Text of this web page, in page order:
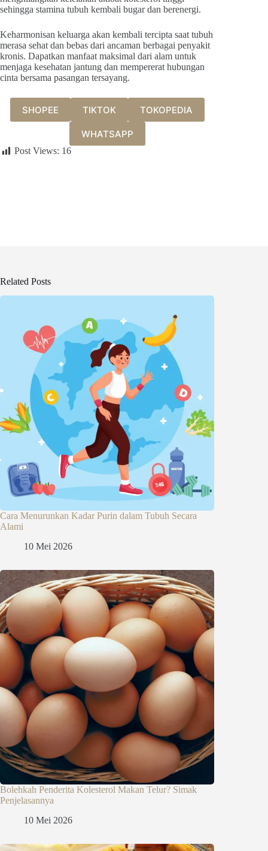
sehingga stamina tubuh kembali bugar dan berenergi.
Keharmonisan keluarga akan kembali tercipta saat tubuh
merasa sehat dan bebas dari ancaman berbagai penyakit
kronis. Dapatkan manfaat maksimal dari alam untuk
menjaga kesehatan jantung dan mempererat hubungan
cinta bersama pasangan tersayang.
SHOPEE TIKTOK TOKOPEDIA
WHATSAPP
Post Views: 16
Related Posts
Cara Menurunkan Kadar Purin dalam Tubuh Secara
Alami
10 Mei 2026
Bolehkah Penderita Kolesterol Makan Telur? Simak
Penjelasannya
10 Mei 2026